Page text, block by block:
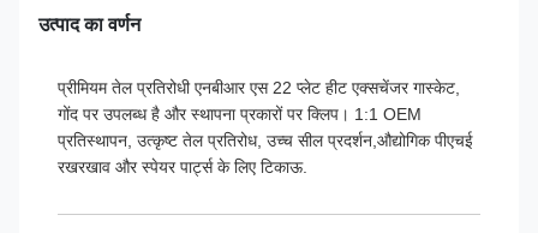
उत्पाद का वर्णन
प्रीमियम तेल प्रतिरोधी एनबीआर एस 22 प्लेट हीट एक्सचेंजर गास्केट,
गोंद पर उपलब्ध है और स्थापना प्रकारों पर क्लिप। 1:1 OEM
प्रतिस्थापन, उत्कृष्ट तेल प्रतिरोध, उच्च सील प्रदर्शन,औद्योगिक पीएचई
रखरखाव और स्पेयर पार्ट्स के लिए टिकाऊ.